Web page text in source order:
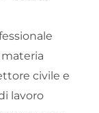
civile e
lavoro